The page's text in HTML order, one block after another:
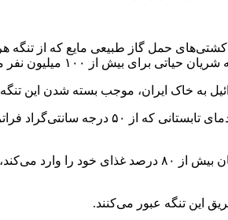
از ۱۰۰ میلیون نفر محسوب می‌شود.
به خاک ایران، موجب بسته شدن این
زندگی در این کشورها با شرایط
این تنگه عبور می‌کنند.